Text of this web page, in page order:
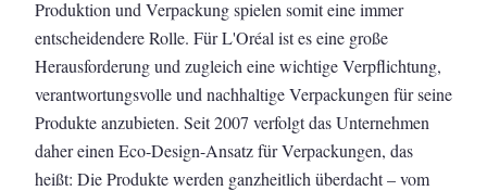
Produktion und Verpackung spielen somit eine immer
entscheidendere Rolle. Für L'Oréal ist es eine große
Herausforderung und zugleich eine wichtige Verpflichtung,
verantwortungsvolle und nachhaltige Verpackungen für seine
Produkte anzubieten. Seit 2007 verfolgt das Unternehmen
daher einen Eco-Design-Ansatz für Verpackungen, das
heißt: Die Produkte werden ganzheitlich überdacht – vom